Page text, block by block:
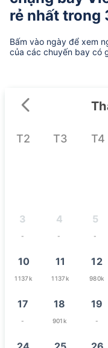
rẻ nhất trong
Bấm vào ngày để xem
của các chuyến bay có
T2 T3 T4
3
-
4
-
5
-
10
1137k
11
1137k
12
980k
17
-
18
901k
19
-